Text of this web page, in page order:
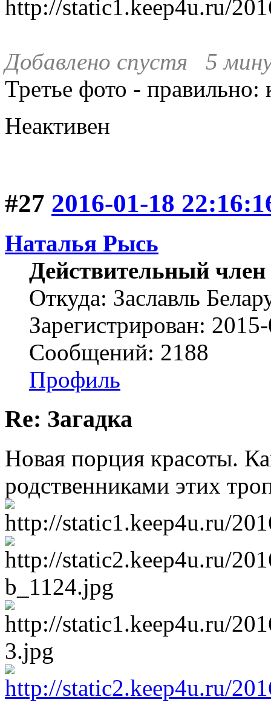
Добавлено спустя 5
Третье фото - правильно:
Неактивен
#27 2016-01-18
Наталья Рысь
Действительный член
Откуда: Заславль
Зарегистрирован:
Сообщений: 2188
Профиль
Re: Загадка
Новая порция красоты.
родственниками этих